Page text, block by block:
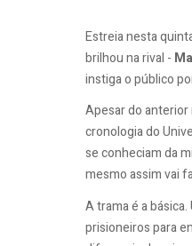
Estreia nesta
brilhou na rival -
instiga o público
Apesar do anterior
cronologia do
se conheciam da
mesmo assim vai
A trama é a
prisioneiros para